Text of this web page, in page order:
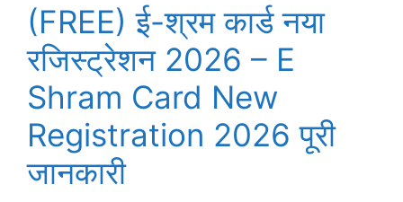
(FREE) ई-श्रम कार्ड नया
रजिस्ट्रेशन 2026 – E
Shram Card New
Registration 2026 पूरी
जानकारी